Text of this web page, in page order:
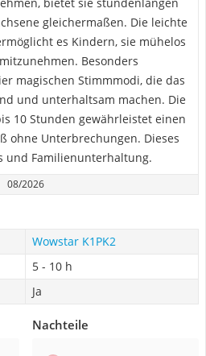
gleichermaßen. Die leichte
es Kindern, sie mühelos
Besonders
magischen Stimmmodi, die das
und unterhaltsam machen. Die
10 Stunden gewährleistet einen
ohne Unterbrechungen. Dieses
und Familienunterhaltung.
08/2026
Wowstar K1PK2
5 - 10 h
Ja
Nachteile